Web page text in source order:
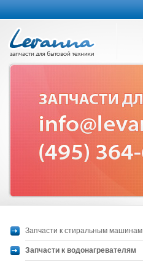
Запчасти к стиральным машинам
Запчасти к водонагревателям